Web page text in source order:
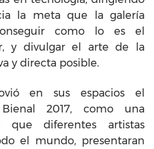
la meta que la galería
como lo es el
y divulgar el arte de la
y directa posible.
en sus espacios el
2017, como una
que diferentes artistas
el mundo, presentaran